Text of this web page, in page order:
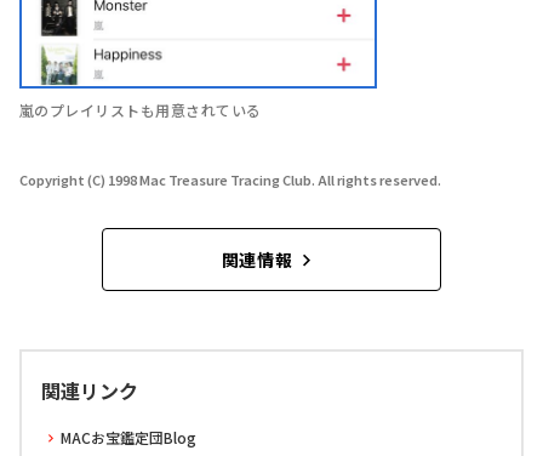
嵐のプレイリストも用意されている
Copyright (C) 1998 Mac Treasure Tracing Club. All rights reserved.
関連情報
関連リンク
MACお宝鑑定団Blog